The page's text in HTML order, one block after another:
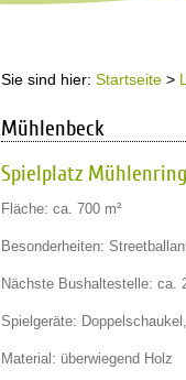
Sie sind hier:Startseite >
Mühlenbeck
Spielplatz Mühlenring
Fläche: ca. 700 m²
Besonderheiten:
Nächste Bushaltestelle: ca.
Spielgeräte:
Material: überwiegend Holz